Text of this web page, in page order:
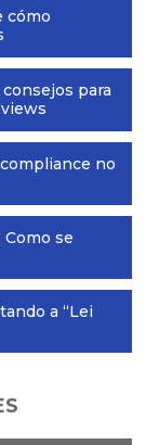
cómo
para
no
se
a “Lei